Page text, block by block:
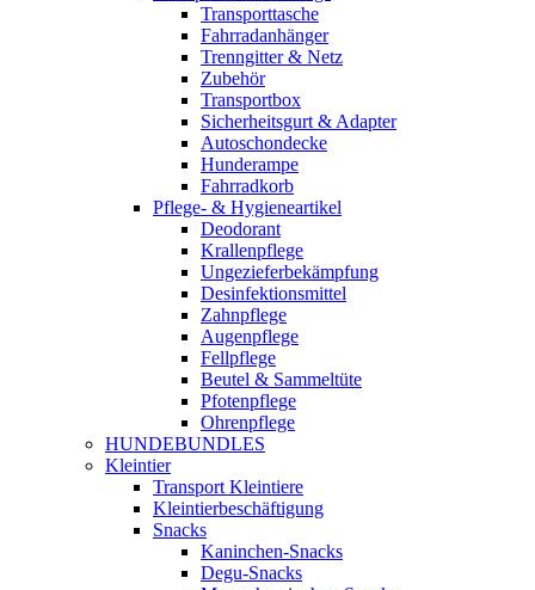
Transporttasche
Fahrradanhänger
Trenngitter & Netz
Zubehör
Transportbox
Sicherheitsgurt & Adapter
Autoschondecke
Hunderampe
Fahrradkorb
Pflege- & Hygieneartikel
Deodorant
Krallenpflege
Ungezieferbekämpfung
Desinfektionsmittel
Zahnpflege
Augenpflege
Fellpflege
Beutel & Sammeltüte
Pfotenpflege
Ohrenpflege
HUNDEBUNDLES
Kleintier
Transport Kleintiere
Kleintierbeschäftigung
Snacks
Kaninchen-Snacks
Degu-Snacks